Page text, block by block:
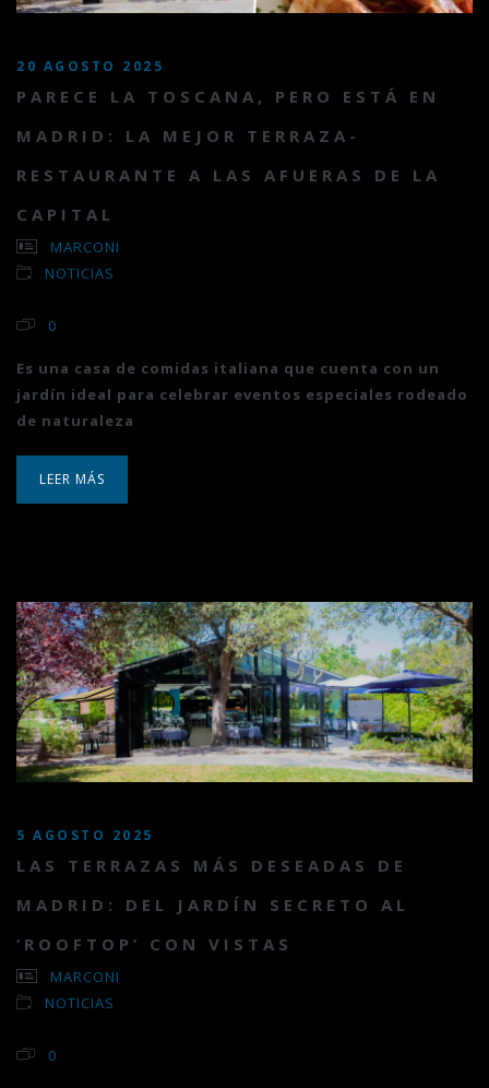
20 AGOSTO 2025
PARECE LA TOSCANA, PERO ESTÁ EN
MADRID: LA MEJOR TERRAZA-
RESTAURANTE A LAS AFUERAS DE LA
CAPITAL
MARCONI
NOTICIAS
0
Es una casa de comidas italiana que cuenta con un
jardín ideal para celebrar eventos especiales rodeado
de naturaleza
LEER MÁS
5 AGOSTO 2025
LAS TERRAZAS MÁS DESEADAS DE
MADRID: DEL JARDÍN SECRETO AL
‘ROOFTOP’ CON VISTAS
MARCONI
NOTICIAS
0